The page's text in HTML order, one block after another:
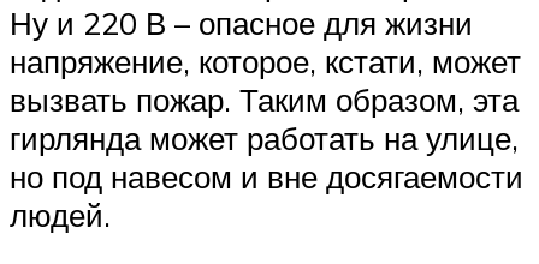
Ну и 220 В – опасное для жизни
напряжение, которое, кстати, может
вызвать пожар. Таким образом, эта
гирлянда может работать на улице,
но под навесом и вне досягаемости
людей.